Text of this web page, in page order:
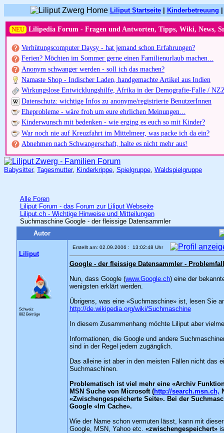
Liliput Startseite| Kinderbetreuung
NEU Lilipedia Forum - Fragen und Antworten, Tipps, Wiki, News,
Verhütungscomputer Daysy - hat jemand schon Erfahrungen?
Ferien? Möchten im Sommer gerne einen Familienurlaub machen...
Anonym schwanger werden - soll ich das machen?
Namaste Shop - Indischer Laden, handgemachte Artikel aus Indien
Wirkungslose Entwicklungshilfe, Afrika in der Demografie-Falle /
Datenschutz: wichtige Infos zu anonyme/registrierte BenutzerInnen
Eheprobleme - wäre froh um eure ehrlichen Meinungen...
Kinderwunsch mit bedenken - wie erging es euch so mit Kinder?
War noch nie auf Kreuzfahrt im Mittelmeer, was packe ich da ein?
Abnehmen nach Schwangerschaft, halte es nicht mehr aus!
Babysitter, Tagesmutter, Kinderkrippe, Spielgruppe, Waldspielgruppe
Alle Foren
Liliput Forum - das Forum zur Liliput Webseite
Liliput.ch - Wichtige Hinweise und Mitteilungen
Suchmaschine Google - der fleissige Datensammler
Autor
Liliput
Schweiz
882 Beiträge
Erstellt am: 02.09.2006 : 13:02:48 Uhr
Google - der fleissige Datensammler -
Nun, dass Google (www.Google.ch) eine der
wenigsten erklärt werden.
Übrigens, was eine «Suchmaschine» ist, lesen Sie
http://de.wikipedia.org/wiki/Suchmaschine
In diesem Zusammenhang möchte Liliput aber
Informationen, die Google und andere
sind in der Regel jedem zugänglich.
Das alleine ist aber in den meisten Fällen nicht das
Suchmaschinen.
Problematisch ist viel mehr eine «Archiv
MSN Suche von Microsoft (http://search.msn.ch,
«Zwischengespeicherte Seite». Bei der
Google «Im Cache».
Wie der Name schon vermuten lässt, kann mit
Google, MSN, Yahoo etc. «zwischengespeichert»